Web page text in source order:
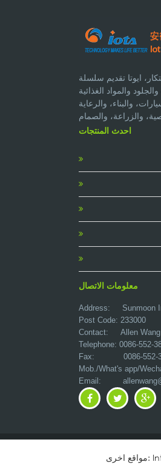
ايوتا تقديم سلسلة
والمواد الغذائية
والبناء، والرعاية
والزراعة، والصمام
احدث المنتجات
معلومات الاتصال
Address: Sunmoon
Post Code: 233000
Contact: Allen Wang
Telephone: 0086-552-
Fax: 0086-552-
Mob./What's app/
Email:
مواقع اخرى: